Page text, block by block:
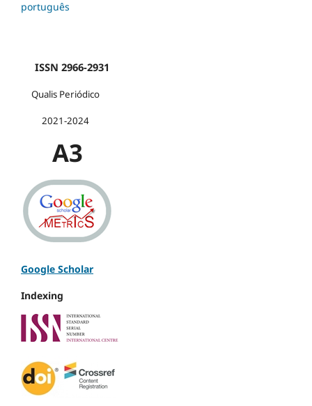
português
ISSN 2966-2931
Qualis Periódico
2021-2024
A3
Google Scholar
Indexing